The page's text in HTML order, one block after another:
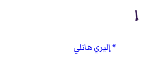
إ
إليري هانلي